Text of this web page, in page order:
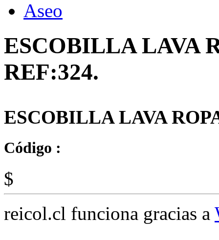
Aseo
ESCOBILLA LAVA
REF:324.
ESCOBILLA LAVA
Código :
$
reicol.cl funciona gracias a